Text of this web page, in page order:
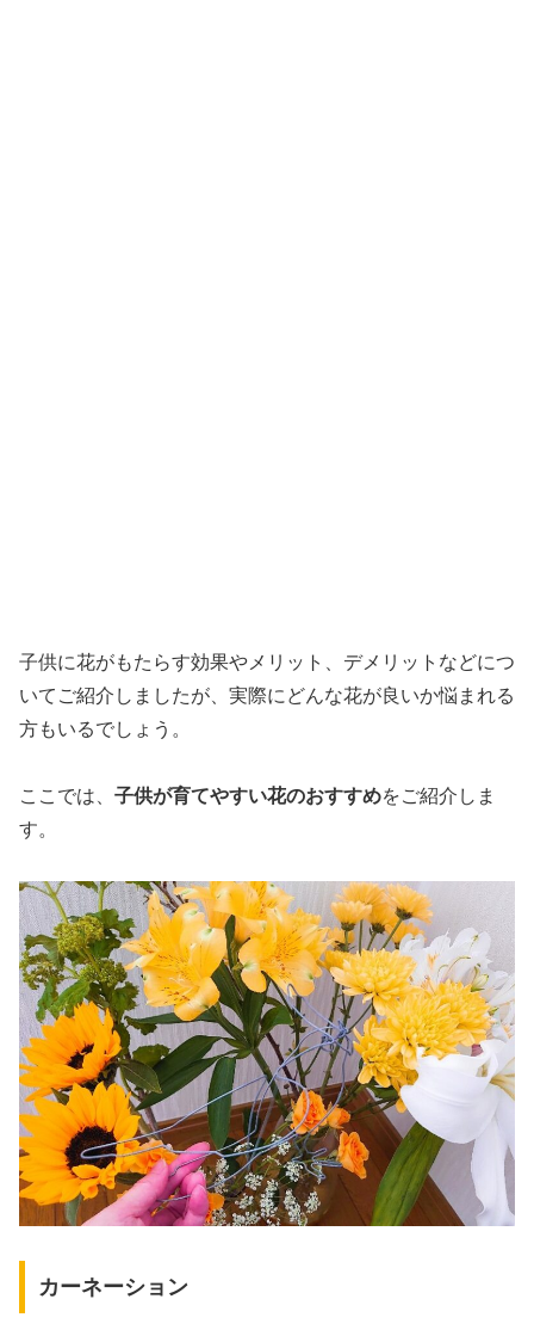
子供に花がもたらす効果やメリット、デメリットなどにつ
いてご紹介しましたが、実際にどんな花が良いか悩まれる
方もいるでしょう。
ここでは、 子供が育てやすい花のおすすめをご紹介しま
す。
カーネーション